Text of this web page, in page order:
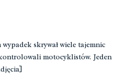
wypadek skrywał wiele tajemnic
motocyklistów. Jeden